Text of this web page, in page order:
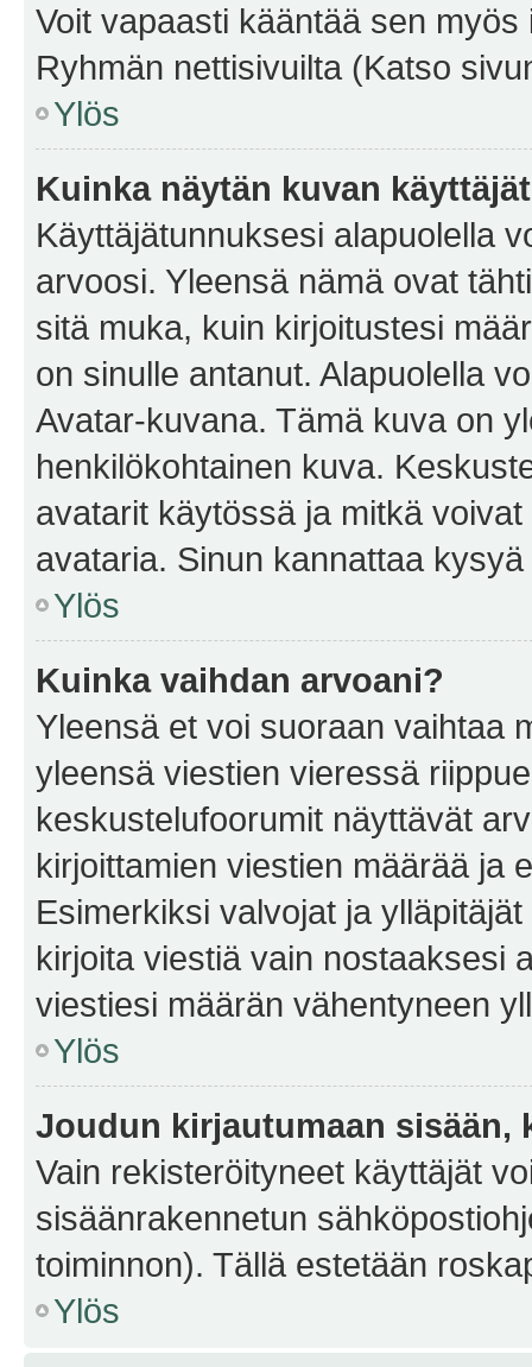
Voit vapaasti kääntää sen
Ryhmän nettisivuilta (Katso
Ylös
Kuinka näytän kuvan
Käyttäjätunnuksesi alapuolella
arvoosi. Yleensä nämä ovat
sitä muka, kuin kirjoitustesi
on sinulle antanut. Alapuolella
Avatar-kuvana. Tämä kuva on
henkilökohtainen kuva.
avatarit käytössä ja mitkä
avataria. Sinun kannattaa
Ylös
Kuinka vaihdan arvoani?
Yleensä et voi suoraan vaihtaa
yleensä viestien vieressä
keskustelufoorumit näyttävät
kirjoittamien viestien määrää ja
Esimerkiksi valvojat ja
kirjoita viestiä vain nostaaksesi
viestiesi määrän vähentyneen
Ylös
Joudun kirjautumaan sisään,
Vain rekisteröityneet käyttäjät
sisäänrakennetun
toiminnon). Tällä estetään
Ylös